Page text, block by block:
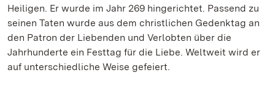
Heiligen. Er wurde im Jahr 269 hingerichtet. Passend zu
seinen Taten wurde aus dem christlichen Gedenktag an
den Patron der Liebenden und Verlobten über die
Jahrhunderte ein Festtag für die Liebe. Weltweit wird er
auf unterschiedliche Weise gefeiert.